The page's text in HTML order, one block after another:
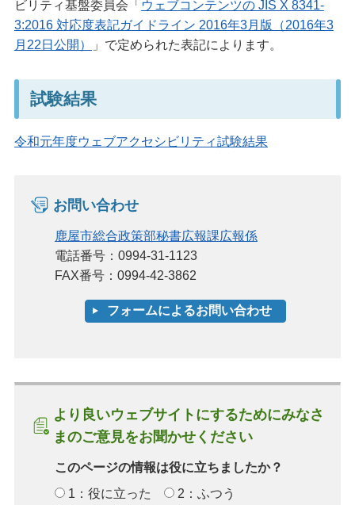
ビリティ基盤委員会「 ウェブコンテンツの JIS X 8341-
3:2016 対応度表記ガイドライン 2016年3月版（2016年3
月22日公開）
」で定められた表記によります。
試験結果
令和元年度ウェブアクセシビリティ試験結果
お問い合わせ
鹿屋市総合政策部秘書広報課広報係
電話番号：0994-31-1123
FAX番号：0994-42-3862
より良いウェブサイトにするためにみなさ
まのご意見をお聞かせください
このページの情報は役に立ちましたか？
1：役に立った
2：ふつう